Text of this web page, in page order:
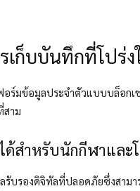
ก็บบันทึกที่โปร่ง
ร์มข้อมูลประจำตัวแบบบล็อก
สาม
ด้สำหรับนักกีฬาและ
บรองดิจิทัลที่ปลอดภัยซึ่งสามา